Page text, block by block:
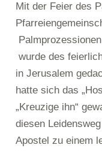
Mit der Feier des
wurde des
in Jerusalem
hatte sich das
„Kreuzige ihn“
diesen
Apostel zu einem